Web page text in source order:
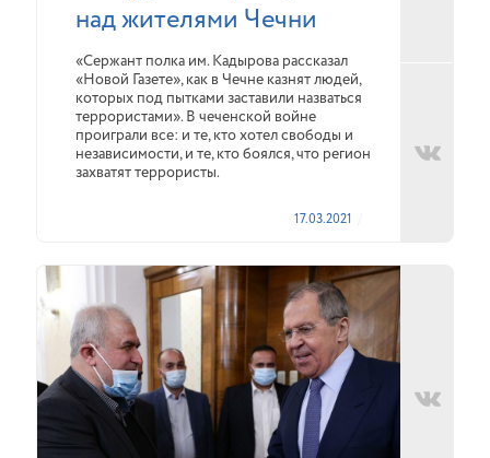
над жителями Чечни
«Сержант полка им. Кадырова рассказал
«Новой Газете», как в Чечне казнят людей,
которых под пытками заставили назваться
террористами». В чеченской войне
проиграли все: и те, кто хотел свободы и
независимости, и те, кто боялся, что регион
захватят террористы.
17.03.2021